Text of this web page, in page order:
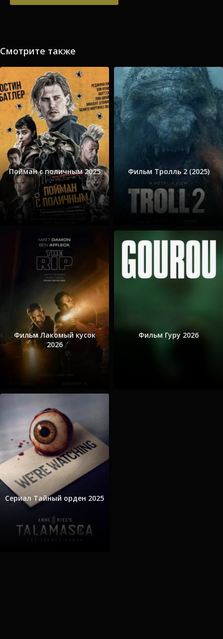
Смотрите также
Пойман с поличным 2025 Фильм Тролль 2 (2025)
Фильм Лакомый кусок
2026
Фильм Гуру 2026
Сериал Тайный орден 2025